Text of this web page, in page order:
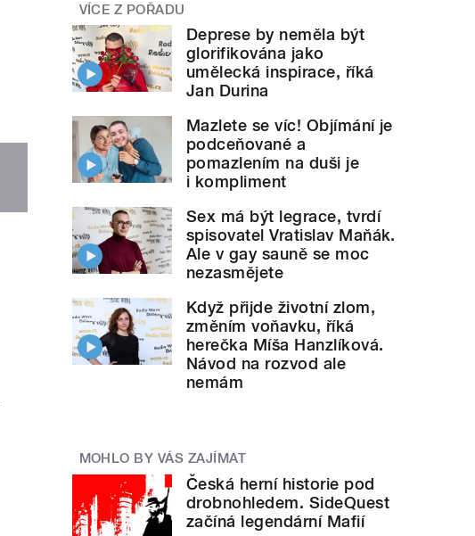
VÍCE Z POŘADU
Deprese by neměla být
glorifikována jako
umělecká inspirace, říká
Jan Durina
Mazlete se víc! Objímání je
podceňované a
pomazlením na duši je
i kompliment
Sex má být legrace, tvrdí
spisovatel Vratislav Maňák.
Ale v gay sauně se moc
nezasmějete
Když přijde životní zlom,
změním voňavku, říká
herečka Míša Hanzlíková.
Návod na rozvod ale
nemám
MOHLO BY VÁS ZAJÍMAT
Česká herní historie pod
drobnohledem. SideQuest
začíná legendární Mafií